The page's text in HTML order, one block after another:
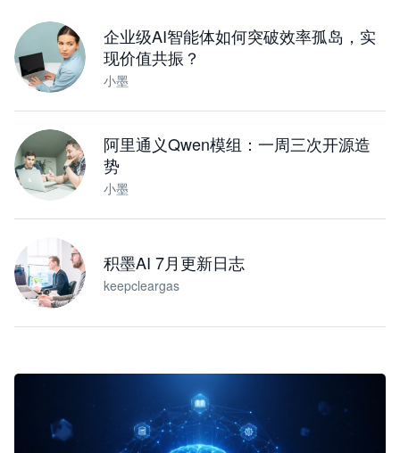
企业级AI智能体如何突破效率孤岛，实
现价值共振？
小墨
阿里通义Qwen模组：一周三次开源造
势
小墨
积墨AI 7月更新日志
keepcleargas